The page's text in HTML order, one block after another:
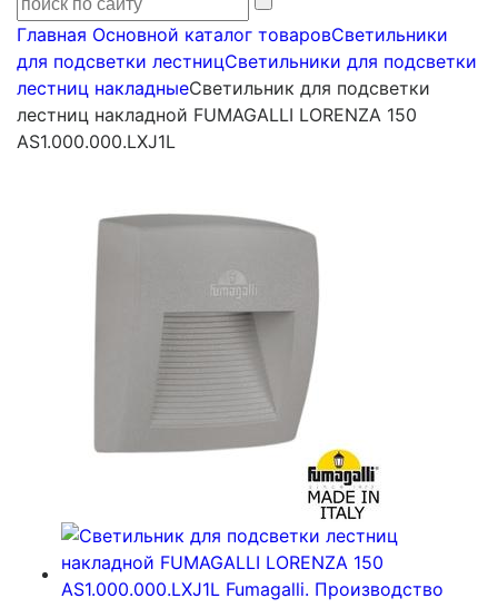
Главная Основной каталог товаровСветильники
для подсветки лестницСветильники для подсветки
лестниц накладныеСветильник для подсветки
лестниц накладной FUMAGALLI LORENZA 150
AS1.000.000.LXJ1L